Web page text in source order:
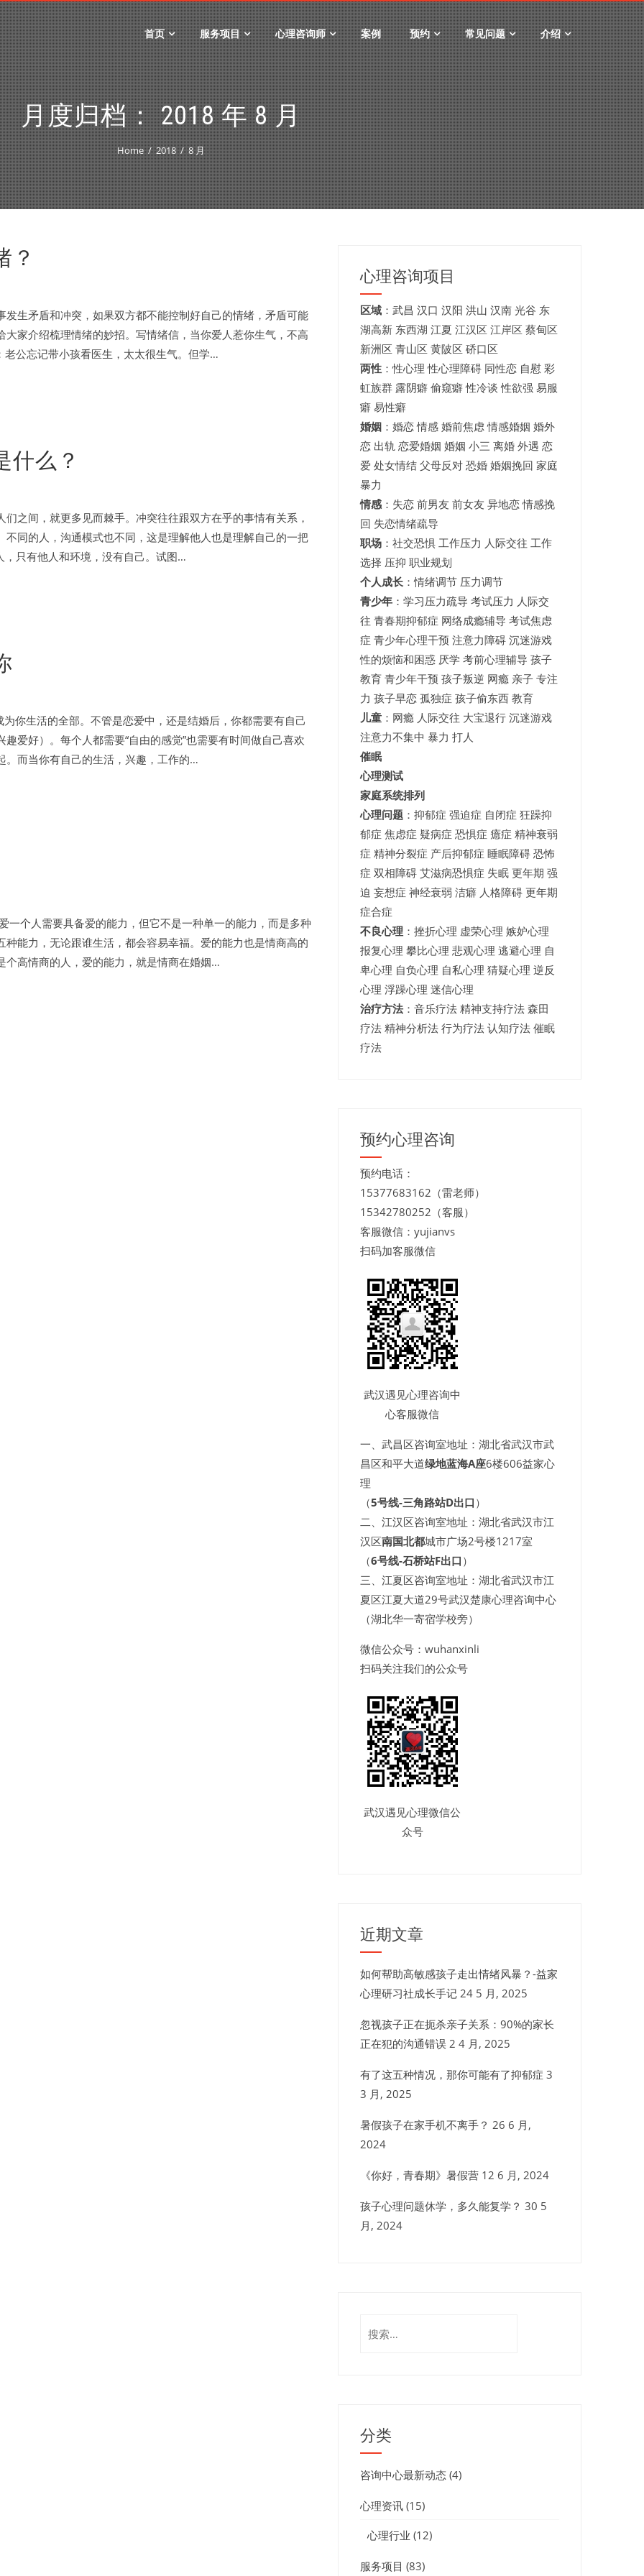
首页 服务项目 心理咨询师 案例 预约 常见问题 介绍
月度归档：2018 年 8 月
Home 2018 8 月
？
生矛盾和冲突，如果双方都不能控制好自己的情绪，矛盾可能
家介绍梳理情绪的妙招。写情绪信，当你爱人惹你生气，不高
公忘记带小孩看医生，太太很生气。但学…
什么？
之间，就更多见而棘手。冲突往往跟双方在乎的事情有关系，
同的人，沟通模式也不同，这是理解他人也是理解自己的一把
只有他人和环境，没有自己。试图…
你生活的全部。不管是恋爱中，还是结婚后，你都需要有自己
爱好）。每个人都需要“自由的感觉”也需要有时间做自己喜欢
。而当你有自己的生活，兴趣，工作的…
一个人需要具备爱的能力，但它不是一种单一的能力，而是多种
能力，无论跟谁生活，都会容易幸福。爱的能力也是情商高的
个高情商的人，爱的能力，就是情商在婚姻…
心理咨询项目
区域： 武昌 汉口 汉阳 洪山 汉南 光谷 东
湖高新 东西湖 江夏 江汉区 江岸区 蔡甸区
新洲区 青山区 黄陂区 硚口区
两性：性心理 性心理障碍 同性恋 自慰 彩
虹族群 露阴癖 偷窥癖 性冷谈 性欲强 易服
癖 易性癖
婚姻：婚恋 情感 婚前焦虑 情感婚姻 婚外
恋 出轨 恋爱婚姻 婚姻 小三 离婚 外遇 恋
爱 处女情结 父母反对 恐婚 婚姻挽回 家庭
暴力
情感：失恋 前男友 前女友 异地恋 情感挽
回 失恋情绪疏导
职场：社交恐惧 工作压力 人际交往 工作
选择 压抑 职业规划
个人成长：情绪调节 压力调节
青少年： 学习压力疏导 考试压力 人际交
往 青春期抑郁症 网络成瘾辅导 考试焦虑
症 青少年心理干预 注意力障碍 沉迷游戏
性的烦恼和困惑 厌学 考前心理辅导 孩子
教育 青少年干预 孩子叛逆 网瘾 亲子 专注
力 孩子早恋 孤独症 孩子偷东西 教育
儿童：网瘾 人际交往 大宝退行 沉迷游戏
注意力不集中 暴力 打人
催眠
心理测试
家庭系统排列
心理问题：抑郁症 强迫症 自闭症 狂躁抑
郁症 焦虑症 疑病症 恐惧症 癔症 精神衰弱
症 精神分裂症 产后抑郁症 睡眠障碍 恐怖
症 双相障碍 艾滋病恐惧症 失眠 更年期 强
迫 妄想症 神经衰弱 洁癖 人格障碍 更年期
症合症
不良心理：挫折心理 虚荣心理 嫉妒心理
报复心理 攀比心理 悲观心理 逃避心理 自
卑心理 自负心理 自私心理 猜疑心理 逆反
心理 浮躁心理 迷信心理
治疗方法：音乐疗法 精神支持疗法 森田
疗法 精神分析法 行为疗法 认知疗法 催眠
疗法
预约心理咨询
预约电话：
15377683162（雷老师）
15342780252（客服）
客服微信：yujianvs
扫码加客服微信
武汉遇见心理咨询中
心客服微信
一、武昌区咨询室地址：湖北省武汉市武
昌区和平大道绿地蓝海A座6楼606益家心
理
（5号线-三角路站D出口 ）
二、江汉区咨询室地址：湖北省武汉市江
汉区南国北都城市广场2号楼1217室
（6号线-石桥站F出口 ）
三、江夏区咨询室地址：湖北省武汉市江
夏区江夏大道29号武汉楚康心理咨询中心
（湖北华一寄宿学校旁）
微信公众号：wuhanxinli
扫码关注我们的公众号
武汉遇见心理微信公
众号
近期文章
如何帮助高敏感孩子走出情绪风暴？-益家
心理研习社成长手记 24 5 月, 2025
忽视孩子正在扼杀亲子关系：90%的家长
正在犯的沟通错误 2 4 月, 2025
有了这五种情况，那你可能有了抑郁症 3
3 月, 2025
暑假孩子在家手机不离手？ 26 6 月,
2024
《你好，青春期》暑假营 12 6 月, 2024
孩子心理问题休学，多久能复学？ 30 5
月, 2024
索：
分类
咨询中心最新动态(4)
心理资讯(15)
心理行业 (12)
服务项目 (83)